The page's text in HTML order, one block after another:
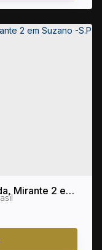
Mirante 2 em